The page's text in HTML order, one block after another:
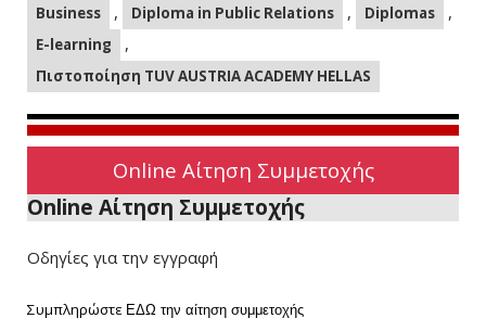
Business , Diploma in Public Relations , Diplomas ,
E-learning ,
Πιστοποίηση TUV AUSTRIA ACADEMY HELLAS
Online Αίτηση Συμμετοχής
Online Αίτηση Συμμετοχής
Οδηγίες για την εγγραφή
Συμπληρώστε ΕΔΩ την αίτηση συμμετοχής